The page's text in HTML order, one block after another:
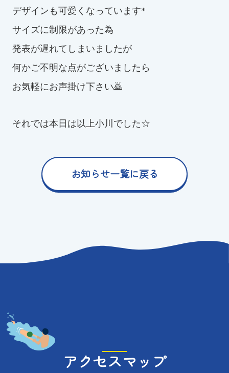
デザインも可愛くなっています*
サイズに制限があった為
発表が遅れてしまいましたが
何かご不明な点がございましたら
お気軽にお声掛け下さい🙇
それでは本日は以上小川でした☆
お知らせ一覧に戻る
アクセスマップ